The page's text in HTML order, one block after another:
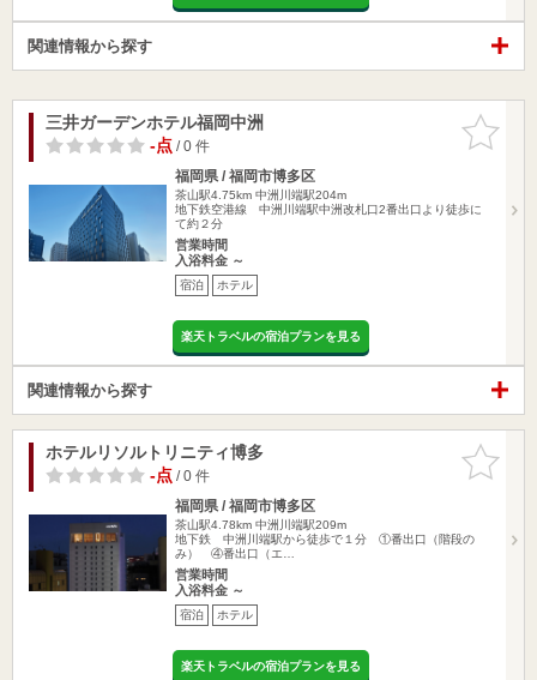
関連情報から探す
お気に入
りに追加
三井ガーデンホテル福岡中洲
-点/ 0 件
福岡県 / 福岡市博多区
茶山駅4.75km 中洲川端駅204m
地下鉄空港線 中洲川端駅中洲改札口2番出口より徒歩に
て約２分
営業時間
入浴料金 ～
宿泊 ホテル
楽天トラベルの宿泊プランを見る
関連情報から探す
お気に入
りに追加
ホテルリソルトリニティ博多
-点/ 0 件
福岡県 / 福岡市博多区
茶山駅4.78km 中洲川端駅209m
地下鉄 中洲川端駅から徒歩で１分 ①番出口（階段の
み） ④番出口（エ…
営業時間
入浴料金 ～
宿泊 ホテル
楽天トラベルの宿泊プランを見る